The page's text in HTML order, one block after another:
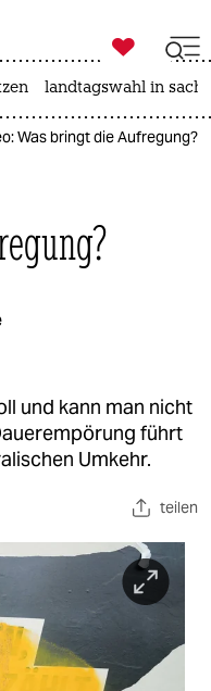

taz zahl ich
landtagswahl in
Was bringt die Aufregung?
und kann man nicht
führt
Umkehr.
teilen